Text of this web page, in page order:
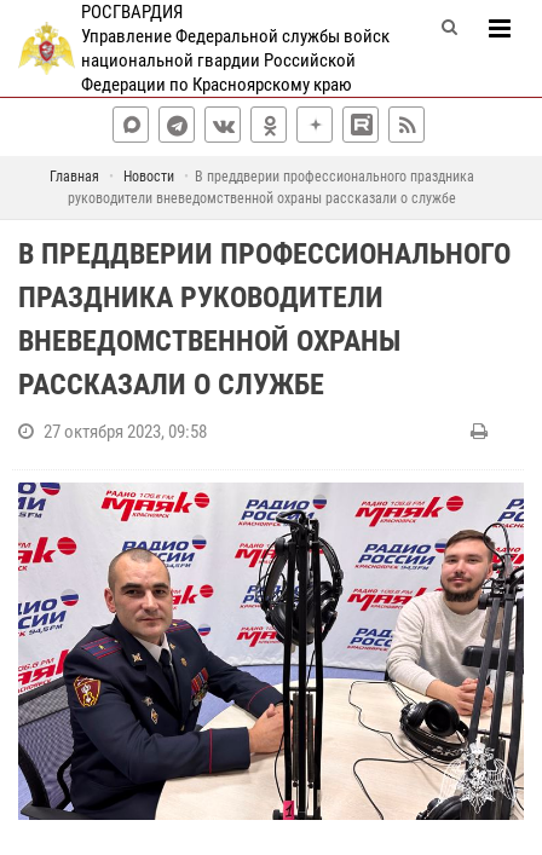
РОСГВАРДИЯ
Управление Федеральной службы войск
национальной гвардии Российской
Федерации по Красноярскому краю
Главная Новости
В преддверии профессионального праздника
руководители вневедомственной охраны рассказали о службе
В ПРЕДДВЕРИИ ПРОФЕССИОНАЛЬНОГО
ПРАЗДНИКА РУКОВОДИТЕЛИ
ВНЕВЕДОМСТВЕННОЙ ОХРАНЫ
РАССКАЗАЛИ О СЛУЖБЕ
27 октября 2023, 09:58